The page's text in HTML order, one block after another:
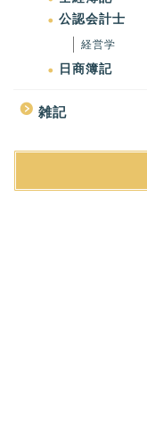
公認会計士
経営学
日商簿記
雑記